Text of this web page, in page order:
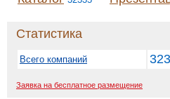
Статистика
Всего компаний
Заявка на бесплатное размещение